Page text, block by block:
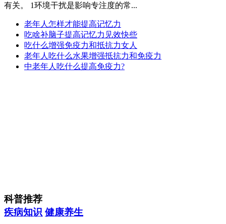
有关。 1环境干扰是影响专注度的常...
老年人怎样才能提高记忆力
吃啥补脑子提高记忆力见效快些
吃什么增强免疫力和抵抗力女人
老年人吃什么水果增强抵抗力和免疫力
中老年人吃什么提高免疫力?
科普推荐
疾病知识 健康养生